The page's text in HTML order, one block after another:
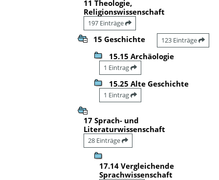
11 Theologie,
Religionswissenschaft
197 Einträge
15 Geschichte 123 Einträge
15.15 Archäologie
1 Eintrag
15.25 Alte Geschichte
1 Eintrag
17 Sprach- und
Literaturwissenschaft
28 Einträge
17.14 Vergleichende
Sprachwissenschaft